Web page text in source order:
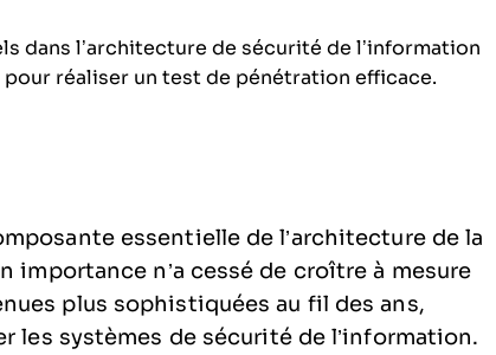
dans l’architecture de sécurité de l’information
pour réaliser un test de pénétration efficace.
essentielle de l’architecture de la
importance n’a cessé de croître à mesure
plus sophistiquées au fil des ans,
les systèmes de sécurité de l’information.